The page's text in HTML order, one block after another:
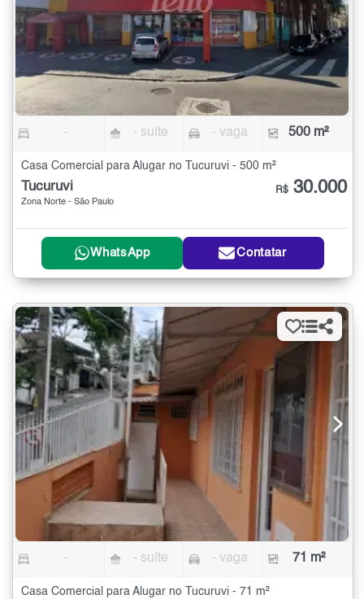
- - suíte - vaga 500 m²
Casa Comercial para Alugar no Tucuruvi - 500 m²
Tucuruvi
Zona Norte - São Paulo
R$ 30.000
WhatsApp Contatar
- - suíte - vaga 71 m²
Casa Comercial para Alugar no Tucuruvi - 71 m²